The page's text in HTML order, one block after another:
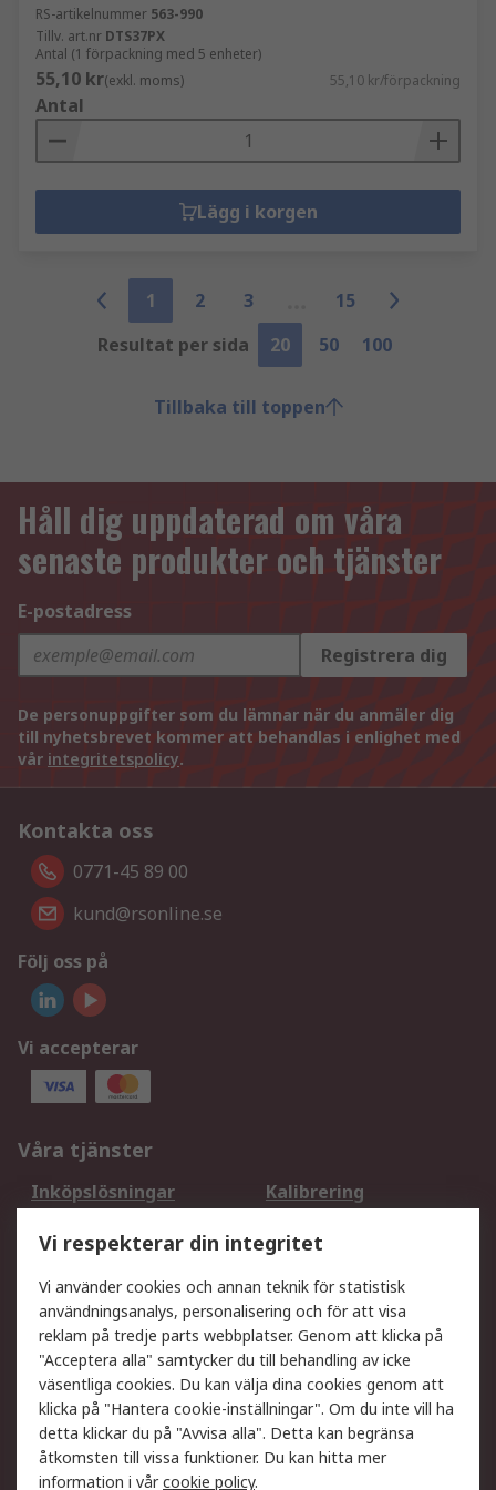
RS-artikelnummer 563-990
Tillv. art.nr DTS37PX
Antal (1 förpackning med 5 enheter)
55,10 kr(exkl. moms) 55,10 kr/förpackning
Antal
Lägg i korgen
1 2 3
15
Resultat per sida
20 50 100
Tillbaka till toppen
Håll dig uppdaterad om våra
senaste produkter och tjänster
E-postadress
Registrera dig
De personuppgifter som du lämnar när du anmäler dig
till nyhetsbrevet kommer att behandlas i enlighet med
vår integritetspolicy.
Kontakta oss
0771-45 89 00
kund@rsonline.se
Följ oss på
Vi accepterar
Våra tjänster
Inköpslösningar
Kalibrering
DesignSpark
Teknisk Support
Ditt lokala säljteam
Exportlösningar
Support
Få hjälp
Retur av varor
Leverans
Spåra din order
Begär en fakturakopi
Fördelar med RS-konto
Betalningsalternativ
Vi respekterar din integritet
Vi använder cookies och annan teknik för statistisk
användningsanalys, personalisering och för att visa
reklam på tredje parts webbplatser. Genom att klicka på
"Acceptera alla" samtycker du till behandling av icke
väsentliga cookies. Du kan välja dina cookies genom att
klicka på "Hantera cookie-inställningar". Om du inte vill ha
detta klickar du på "Avvisa alla". Detta kan begränsa
åtkomsten till vissa funktioner. Du kan hitta mer
information i vårcookie policy.